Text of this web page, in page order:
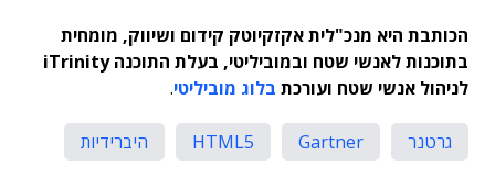
הכותבת היא מנכ"לית אקזקיוטק קידום ושיווק, מומחית
בתוכנות לאנשי שטח ובמוביליטי, בעלת התוכנה iTrinity
לניהול אנשי שטח ועורכת בלוג מוביליטי.
גרטנר Gartner
HTML5 היברידיות